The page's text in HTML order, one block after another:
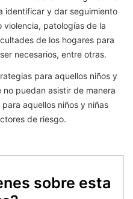
identificar y dar seguimiento
patologías de la
de los hogares para
necesarios, entre otras.
para aquellos niños y
puedan asistir de manera
aquellos niños y niñas
de riesgo.
sobre esta